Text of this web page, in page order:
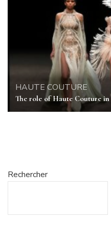
HAUTE COUTURE
The role of Haute Couture in
Rechercher